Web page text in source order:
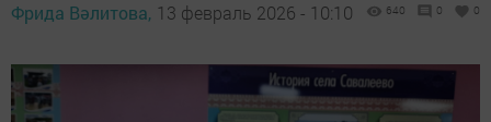
Фрида Вәлитова, 13 февраль 2026 - 10:10 640 0 0